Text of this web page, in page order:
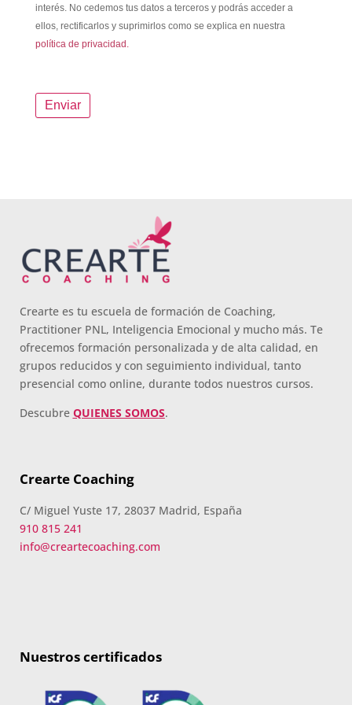
interés. No cedemos tus datos a terceros y podrás acceder a
ellos, rectificarlos y suprimirlos como se explica en nuestra
política de privacidad.
Crearte es tu escuela de formación de Coaching,
Practitioner PNL, Inteligencia Emocional y mucho más. Te
ofrecemos formación personalizada y de alta calidad, en
grupos reducidos y con seguimiento individual, tanto
presencial como online, durante todos nuestros cursos.
Descubre QUIENES SOMOS.
Crearte Coaching
C/ Miguel Yuste 17, 28037 Madrid, España
910 815 241
info@creartecoaching.com
Nuestros certificados